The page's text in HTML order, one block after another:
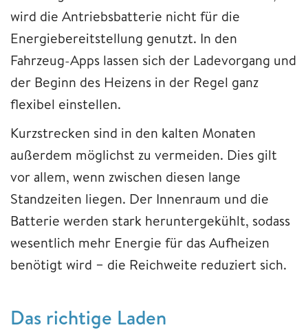
wird die Antriebsbatterie nicht für die
Energiebereitstellung genutzt. In den
Fahrzeug-Apps lassen sich der Ladevorgang und
der Beginn des Heizens in der Regel ganz
flexibel einstellen.
Kurzstrecken sind in den kalten Monaten
außerdem möglichst zu vermeiden. Dies gilt
vor allem, wenn zwischen diesen lange
Standzeiten liegen. Der Innenraum und die
Batterie werden stark heruntergekühlt, sodass
wesentlich mehr Energie für das Aufheizen
benötigt wird − die Reichweite reduziert sich.
Das richtige Laden